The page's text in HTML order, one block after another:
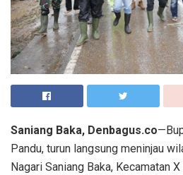
Saniang Baka, Denbagus.co
Pandu, turun langsung meninjau
Nagari Saniang Baka, Kecamatan